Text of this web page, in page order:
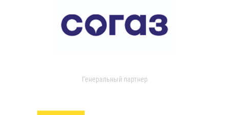
Генеральный партнер